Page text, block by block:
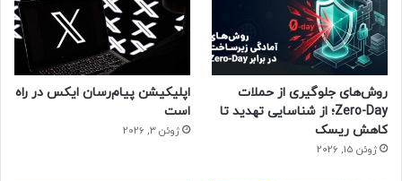
روش‌های جلوگیری از حملات
Zero-Day؛ از شناسایی تهدید تا
کاهش ریسک
ژوئن 15, 2026
اپلیکیشن پیام‌رسان ایکس در راه
است
ژوئن 3, 2026